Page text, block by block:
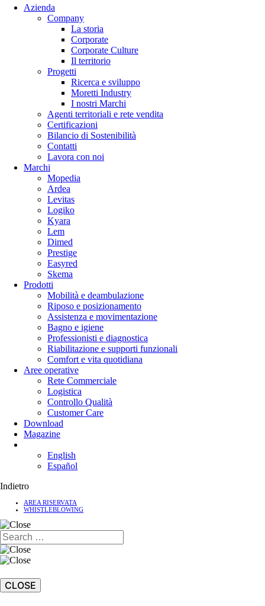
Azienda
Company
La storia
Corporate
Corporate Culture
Il territorio
Progetti
Ricerca e sviluppo
Moretti Industry
I nostri Marchi
Agenti territoriali e rete vendita
Certificazioni
Bilancio di Sostenibilità
Contatti
Lavora con noi
Marchi
Mopedia
Ardea
Levitas
Logiko
Kyara
Lem
Dimed
Prestige
Easyred
Skema
Prodotti
Mobilità e deambulazione
Riposo e posizionamento
Assistenza e movimentazione
Bagno e igiene
Professionisti e diagnostica
Riabilitazione e supporti funzionali
Comfort e vita quotidiana
Aree operative
Rete Commerciale
Logistica
Controllo Qualità
Customer Care
Download
Magazine
English
Español
Indietro
AREA RISERVATA
WHISTLEBLOWING
CLOSE